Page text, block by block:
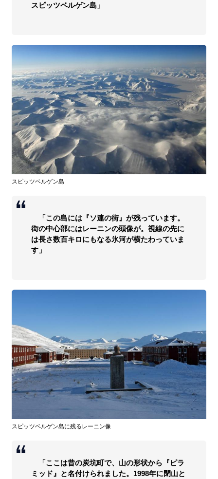
スピッツベルゲン島」
スピッツベルゲン島
「この島には『ソ連の街』が残っています。
街の中心部にはレーニンの頭像が。視線の先に
は長さ数百キロにもなる氷河が横たわっていま
す」
スピッツベルゲン島に残るレーニン像
「ここは昔の炭坑町で、山の形状から『ピラ
ミッド』と名付けられました。1998年に閉山と